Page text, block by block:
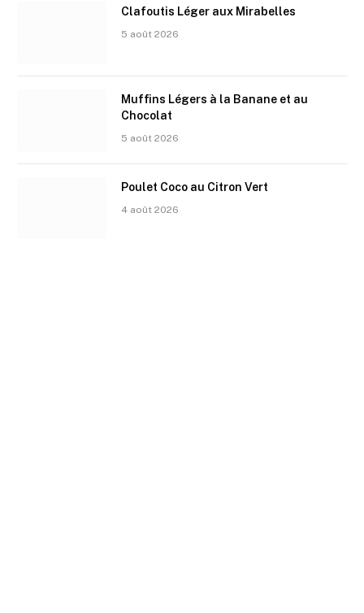
Clafoutis Léger aux Mirabelles
5 août 2026
Muffins Légers à la Banane et au
Chocolat
5 août 2026
Poulet Coco au Citron Vert
4 août 2026